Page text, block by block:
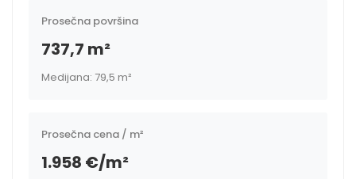
Prosečna površina
737,7 m²
Medijana: 79,5 m²
Prosečna cena / m²
1.958 €/m²